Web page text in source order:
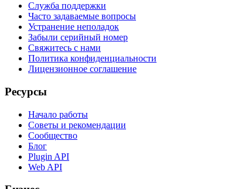
Служба поддержки
Часто задаваемые вопросы
Устранение неполадок
Забыли серийный номер
Свяжитесь с нами
Политика конфиденциальности
Лицензионное соглашение
Ресурсы
Начало работы
Советы и рекомендации
Сообщество
Блог
Plugin API
Web API